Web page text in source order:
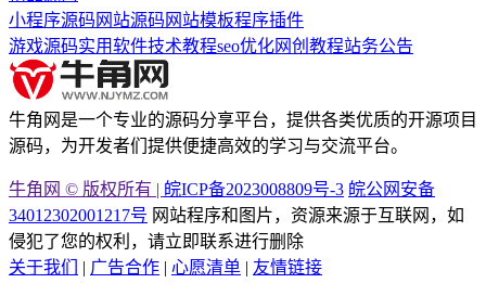
小程序源码 网站源码 网站模板程序插件
游戏源码实用软件技术教程seo优化网创教程站务公告
牛角网是一个专业的源码分享平台，提供各类优质的开源项目
源码，为开发者们提供便捷高效的学习与交流平台。
牛角网 © 版权所有 | 皖ICP备2023008809号-3 皖公网安备
34012302001217号 网站程序和图片，资源来源于互联网，如
侵犯了您的权利，请立即联系进行删除
关于我们
| 广告合作 | 心愿清单 | 友情链接